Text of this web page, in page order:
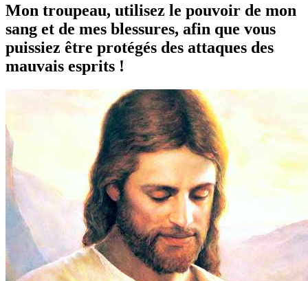
Mon troupeau, utilisez le pouvoir de mon
sang et de mes blessures, afin que vous
puissiez être protégés des attaques des
mauvais esprits !